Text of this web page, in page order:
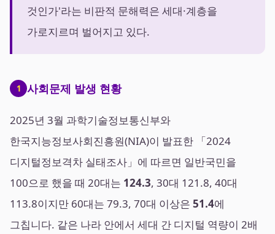
것인가'라는 비판적 문해력은 세대·계층을
가로지르며 벌어지고 있다.
1 사회문제 발생 현황
2025년 3월 과학기술정보통신부와
한국지능정보사회진흥원(NIA)이 발표한 「2024
디지털정보격차 실태조사」에 따르면 일반국민을
100으로 했을 때 20대는 124.3, 30대 121.8, 40대
113.8이지만 60대는 79.3, 70대 이상은 51.4에
그칩니다. 같은 나라 안에서 세대 간 디지털 역량이 2배